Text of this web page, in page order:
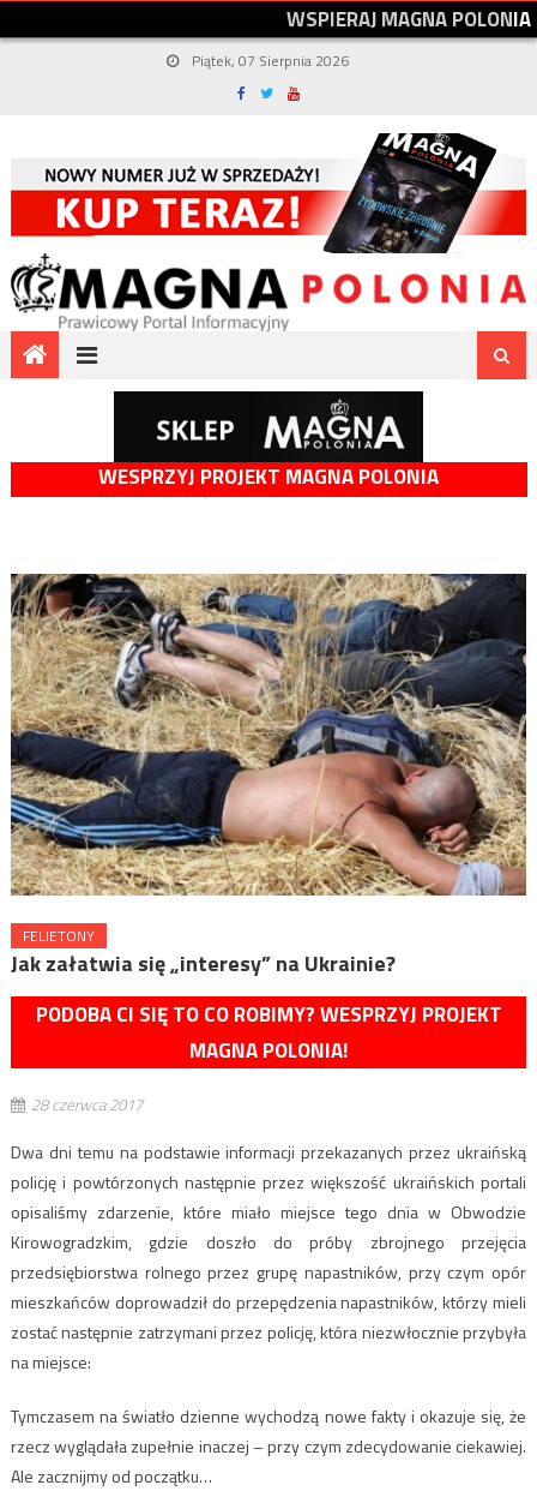
WSPIERAJMAGNAPOLONIA
Piątek, 07 Sierpnia 2026
WESPRZYJ PROJEKT MAGNA POLONIA
FELIETONY
Jak załatwia się „interesy” na Ukrainie?
PODOBA CI SIĘ TO CO ROBIMY? WESPRZYJ PROJEKT
MAGNA POLONIA!
28 czerwca 2017
Dwa dni temu na podstawie informacji przekazanych przez ukraińską
policję i powtórzonych następnie przez większość ukraińskich portali
opisaliśmy zdarzenie, które miało miejsce tego dnia w Obwodzie
Kirowogradzkim, gdzie doszło do próby zbrojnego przejęcia
przedsiębiorstwa rolnego przez grupę napastników, przy czym opór
mieszkańców doprowadził do przepędzenia napastników, którzy mieli
zostać następnie zatrzymani przez policję, która niezwłocznie przybyła
na miejsce:
Tymczasem na światło dzienne wychodzą nowe fakty i okazuje się, że
rzecz wyglądała zupełnie inaczej – przy czym zdecydowanie ciekawiej.
Ale zacznijmy od początku…